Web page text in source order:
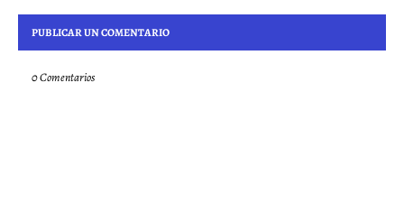
PUBLICAR UN COMENTARIO
0 Comentarios